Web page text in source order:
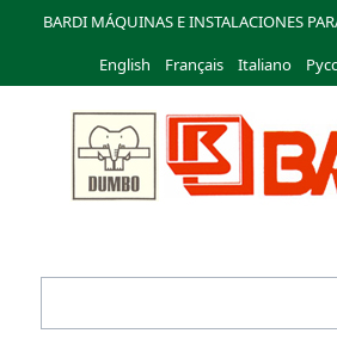
Pasar al
principal
BARDI MÁQUINAS E INSTALACIONES
English
Français Italiano
Macchine